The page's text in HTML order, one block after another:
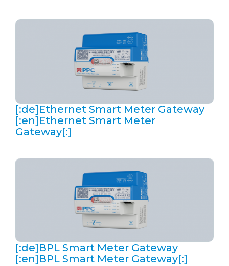
[:de]Ethernet Smart Meter Gateway
[:en]Ethernet Smart Meter
Gateway[:]
[:de]BPL Smart Meter Gateway
[:en]BPL Smart Meter Gateway[:]